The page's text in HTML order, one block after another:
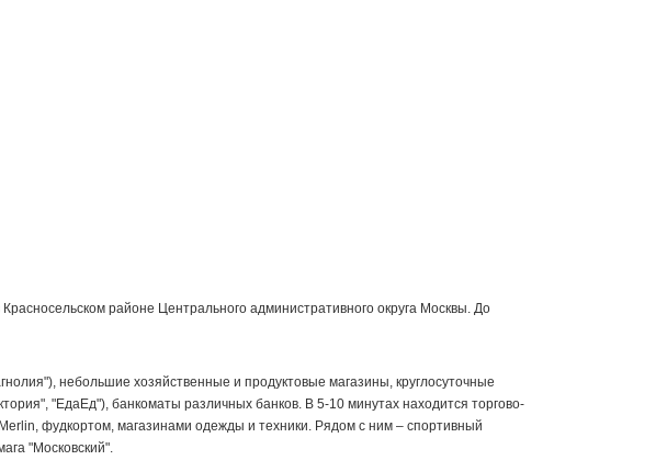
районе Центрального административного округа Москвы. До
небольшие хозяйственные и продуктовые магазины, круглосуточные
"ЕдаЕд"), банкоматы различных банков. В 5-10 минутах находится торгово-
фудкортом, магазинами одежды и техники. Рядом с ним – спортивный
"Московский".